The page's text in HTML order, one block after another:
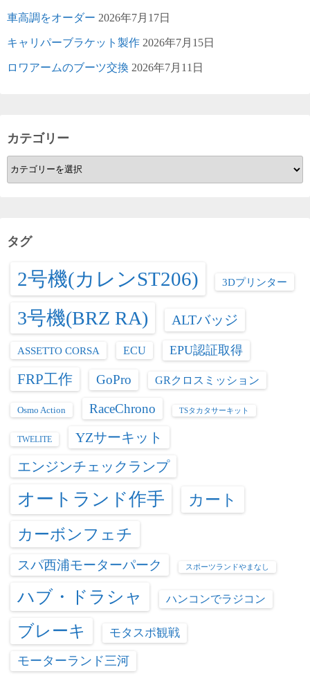
車高調をオーダー 2026年7月17日
キャリパーブラケット製作 2026年7月15日
ロワアームのブーツ交換 2026年7月11日
カテゴリー
カ
テ
ー
タグ
2号機(カレンST206) 3Dプリンター
3号機(BRZ RA) ALTバッジ
ASSETTO CORSA ECU EPU認証取得
FRP工作 GoPro GRクロスミッション
Osmo Action RaceChrono TSタカタサーキット
TWELITE
YZサーキット
エンジンチェックランプ
オートランド作手
カート
カーボンフェチ
スパ西浦モーターパーク スポーツランドやまなし
ハブ・ドラシャ ハンコンでラジコン
ブレーキ モタスポ観戦
モーターランド三河